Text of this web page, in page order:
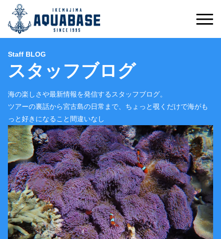
Staff BLOG
スタッフブログ
海の楽しさや最新情報を発信するスタッフブログ。
ツアーの裏話から宮古島の日常まで、ちょっと覗くだけで海がも
っと好きになること間違いなし